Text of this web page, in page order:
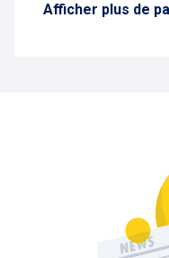
Afficher plus de
Meir-Opera
Van